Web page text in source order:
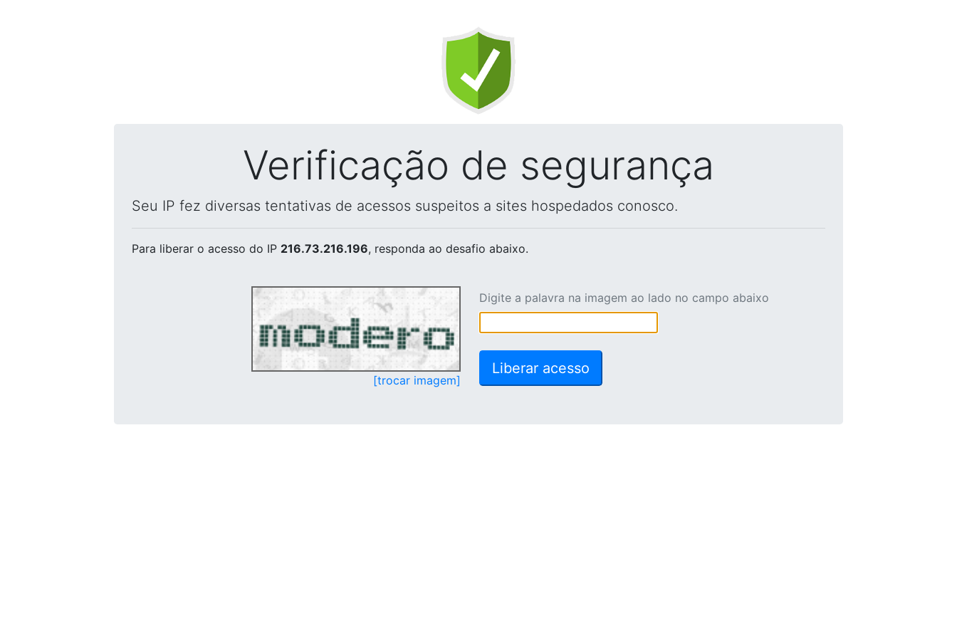
Verificação de segurança
Seu IP fez diversas tentativas de acessos suspeitos a sites hospedados conosco.
Para liberar o acesso do IP 216.73.216.196, responda ao desafio abaixo.
[trocar imagem]
Digite a palavra na imagem ao lado no campo abaixo